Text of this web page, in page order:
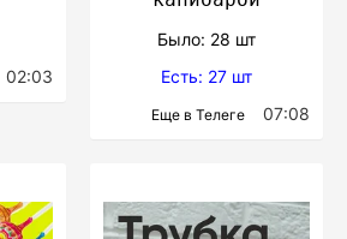
02:03
Было: 28 шт
Есть: 27 шт
Еще в Телеге 07:08